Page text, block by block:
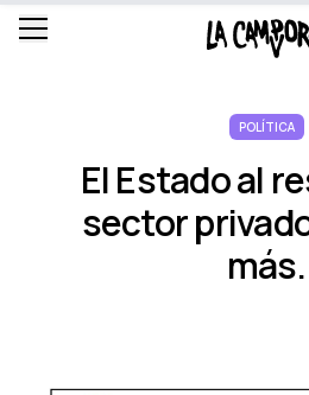
POLÍTICA
El Estado al
sector
más.